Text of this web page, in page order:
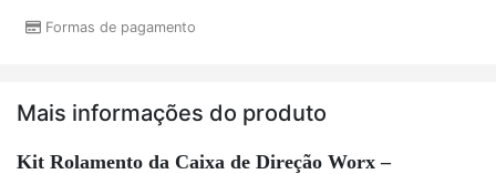
Formas de pagamento
Mais informações do produto
Kit Rolamento da Caixa de Direção Worx –